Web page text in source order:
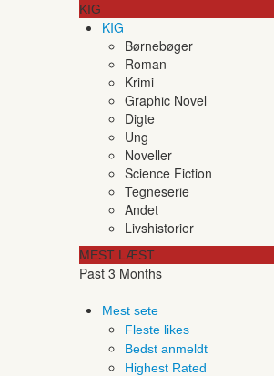
KIG
KIG
Børnebøger
Roman
Krimi
Graphic Novel
Digte
Ung
Noveller
Science Fiction
Tegneserie
Andet
Livshistorier
MEST LÆST
Past 3 Months
Mest sete
Fleste likes
Bedst anmeldt
Highest Rated